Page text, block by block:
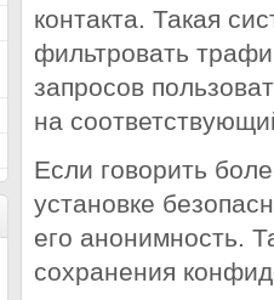
контакта. Такая
фильтровать
запросов
на
Если говорить
установке
его анонимность.
сохранения